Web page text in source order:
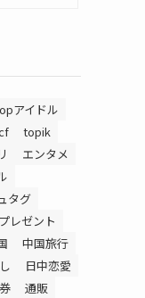
アイドル
topik
エンタメ
タグ
プレゼント
中国旅行
日中恋愛
通販